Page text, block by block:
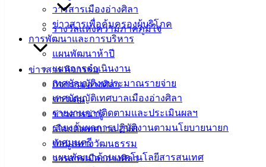
วารสารเมืองอ่างศิลา
ข่าวสารเพื่อคุ้มครองผู้บริโภค
การพัฒนาและการบริหาร
แผนพัฒนาห้าปี
แผนการดำเนินงาน
เทศบัญญัติงบประมาณรายจ่าย
เทศบัญญัติเทศบาลเมืองอ่างศิลา
รายงานการติดตามและประเมินผลฯ
รายงานผลการปฏิบัติงานตามนโยบายนายก
เทศมนตรี
แผนพัฒนาด้านเทคโนโลยีสารสนเทศ
รางวัลแห่งความภาคภูมิใจ
ข่าวสาร กิจกรรม
กิจกรรมอ่างศิลา
ข่าวเด่น
ข่าวสารน่ารู้
เลือกตั้งเทศบาล 2568
ข้อมูลทางวัฒนธรรม
วารสารเมืองอ่างศิลา
ประกาศผู้ชนะซ่อมกล้องวงจรปิด
เทศบาล
เมืองอ่าง